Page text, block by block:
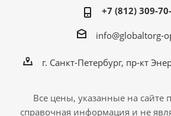
+7 (812) 309-
info@globaltorg-
г. Санкт-Петербург, пр-кт
Все цены, указанные на сайте
справочная информация и не